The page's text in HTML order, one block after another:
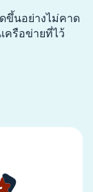
ขึ้นอย่างไม่คาด
ครือข่ายที่ไว้